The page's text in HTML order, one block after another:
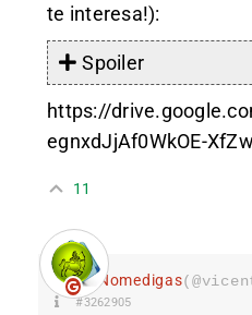
te interesa!):
Spoiler
https://
egnxdJjAf0WkOE-
11
Nomedigas
#3262905